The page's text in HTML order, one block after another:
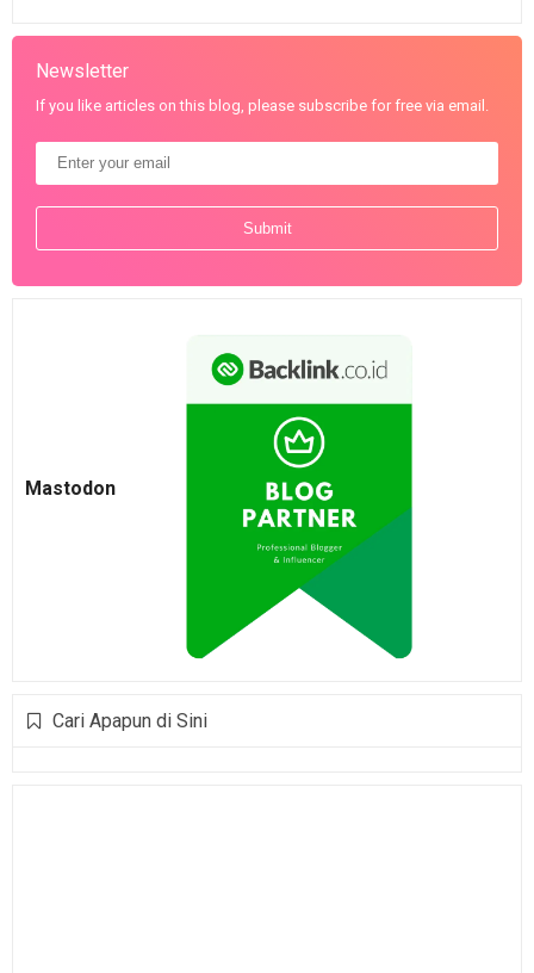
Newsletter
If you like articles on this blog, please subscribe for free via email.
Mastodon
Cari Apapun di Sini